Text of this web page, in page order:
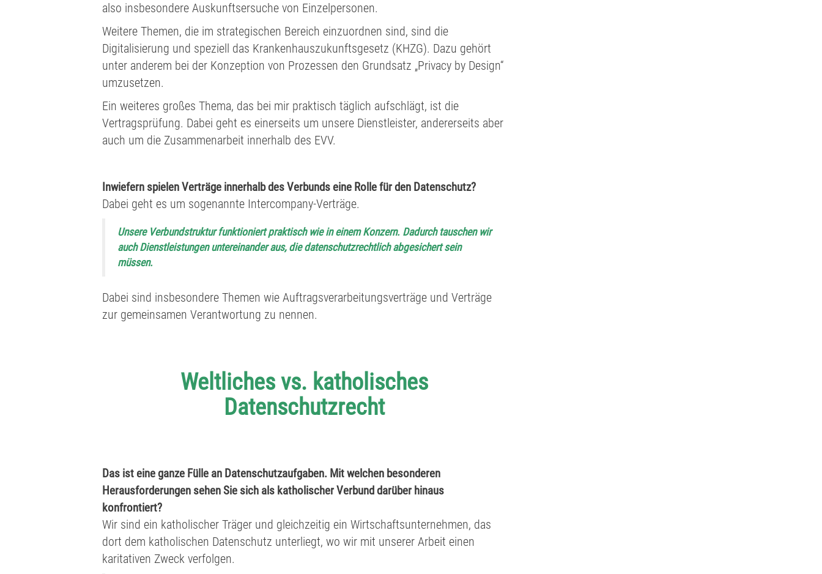
also insbesondere Auskunftsersuche von Einzelpersonen.
Weitere Themen, die im strategischen Bereich einzuordnen sind, sind die
Digitalisierung und speziell das Krankenhauszukunftsgesetz (KHZG). Dazu gehört
unter anderem bei der Konzeption von Prozessen den Grundsatz „Privacy by Design“
umzusetzen.
Ein weiteres großes Thema, das bei mir praktisch täglich aufschlägt, ist die
Vertragsprüfung. Dabei geht es einerseits um unsere Dienstleister, andererseits aber
auch um die Zusammenarbeit innerhalb des EVV.
Inwiefern spielen Verträge innerhalb des Verbunds eine Rolle für den Datenschutz?
Dabei geht es um sogenannte Intercompany-Verträge.
Unsere Verbundstruktur funktioniert praktisch wie in einem Konzern. Dadurch tauschen wir
auch Dienstleistungen untereinander aus, die datenschutzrechtlich abgesichert sein
müssen.
Dabei sind insbesondere Themen wie Auftragsverarbeitungsverträge und Verträge
zur gemeinsamen Verantwortung zu nennen.
Weltliches vs. katholisches
Datenschutzrecht
Das ist eine ganze Fülle an Datenschutzaufgaben. Mit welchen besonderen
Herausforderungen sehen Sie sich als katholischer Verbund darüber hinaus
konfrontiert?
Wir sind ein katholischer Träger und gleichzeitig ein Wirtschaftsunternehmen, das
dort dem katholischen Datenschutz unterliegt, wo wir mit unserer Arbeit einen
karitativen Zweck verfolgen.